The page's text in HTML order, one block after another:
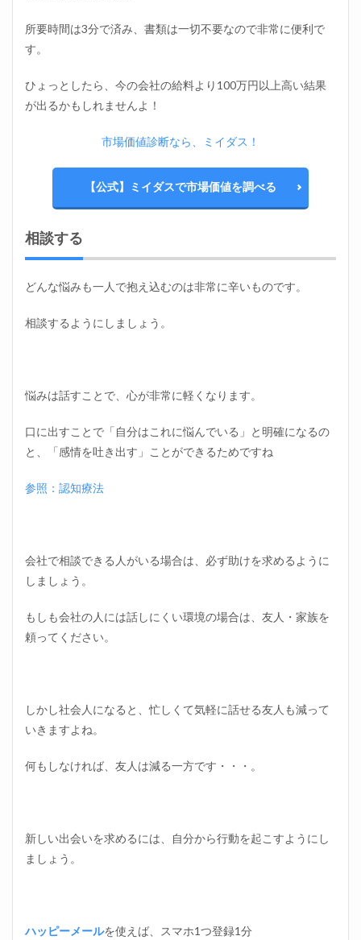
所要時間は3分で済み、書類は一切不要なので非常に便利で
す。
ひょっとしたら、今の会社の給料より100万円以上高い結果
が出るかもしれませんよ！
市場価値診断なら、ミイダス！
【公式】ミイダスで市場価値を調べる
相談する
どんな悩みも一人で抱え込むのは非常に辛いものです。
相談するようにしましょう。
悩みは話すことで、心が非常に軽くなります。
口に出すことで「自分はこれに悩んでいる」と明確になるの
と、「感情を吐き出す」ことができるためですね
参照：認知療法
会社で相談できる人がいる場合は、必ず助けを求めるように
しましょう。
もしも会社の人には話しにくい環境の場合は、友人・家族を
頼ってください。
しかし社会人になると、忙しくて気軽に話せる友人も減って
いきますよね。
何もしなければ、友人は減る一方です・・・。
新しい出会いを求めるには、自分から行動を起こすようにし
ましょう。
ハッピーメールを使えば、スマホ1つ登録1分